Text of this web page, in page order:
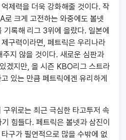
제력을 더욱 강화해줄 것이다. 작
크게 고전하는 와중에도 볼넷
록해 리그 3위에 올랐다. 일본에
구력이라면, 페트릭은 우리나라
지 않을 것이다. 새로운 심판과
겠지만, 올 시즌 KBO리그 스트라
있는 만큼 페트릭에겐 유리하게
위로는 최근 극심한 타고투저 속
힘들다. 페트릭은 볼넷과 삼진이
구가 필연적으로 많을 수밖에 없